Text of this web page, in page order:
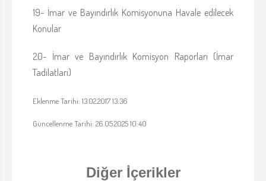
19- İmar ve Bayındırlık Komisyonuna Havale edilecek
Konular
20- İmar ve Bayındırlık Komisyon Raporları (İmar
Tadilatları)
Eklenme Tarihi: 13.02.2017 13:36
Güncellenme Tarihi: 26.05.2025 10:40
Diğer İçerikler